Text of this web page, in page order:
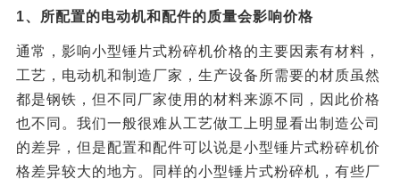
1、所配置的电动机和配件的质量会影响价格
通常，影响小型锤片式粉碎机价格的主要因素有材料，
工艺，电动机和制造厂家，生产设备所需要的材质虽然
都是钢铁，但不同厂家使用的材料来源不同，因此价格
也不同。我们一般很难从工艺做工上明显看出制造公司
的差异，但是配置和配件可以说是小型锤片式粉碎机价
格差异较大的地方。同样的小型锤片式粉碎机，有些厂